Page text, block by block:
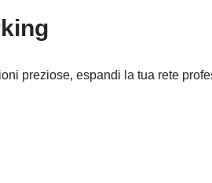
preziose, espandi la tua rete